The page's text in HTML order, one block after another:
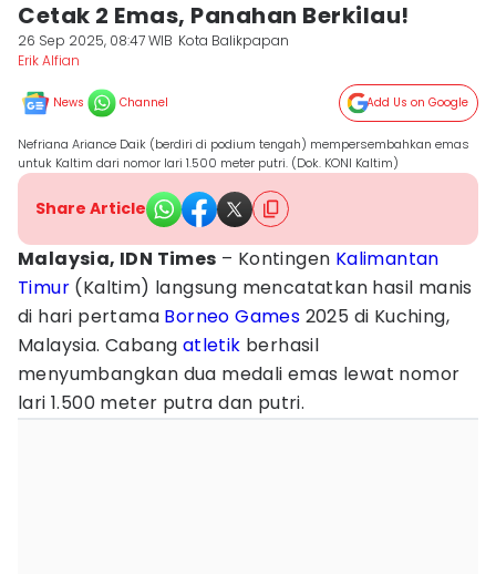
Cetak 2 Emas, Panahan Berkilau!
26 Sep 2025, 08:47 WIB Kota Balikpapan
Erik Alfian
News Channel Add Us on Google
Nefriana Ariance Daik (berdiri di podium tengah) mempersembahkan emas
untuk Kaltim dari nomor lari 1.500 meter putri. (Dok. KONI Kaltim)
Share Article
Malaysia, IDN Times – Kontingen Kalimantan
Timur (Kaltim) langsung mencatatkan hasil manis
di hari pertama Borneo Games 2025 di Kuching,
Malaysia. Cabang atletik berhasil
menyumbangkan dua medali emas lewat nomor
lari 1.500 meter putra dan putri.